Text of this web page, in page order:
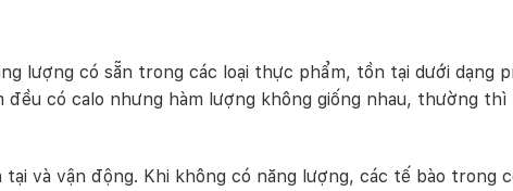
lượng có sẵn trong các loại thực phẩm, tồn tại dưới dạng
có calo nhưng hàm lượng không giống nhau, thường thì
và vận động. Khi không có năng lượng, các tế bào trong